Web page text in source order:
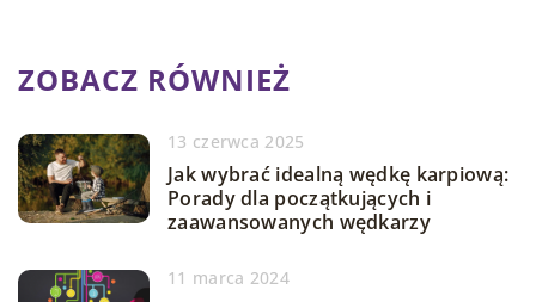
ZOBACZ RÓWNIEŻ
13 czerwca 2025
Jak wybrać idealną wędkę karpiową:
Porady dla początkujących i
zaawansowanych wędkarzy
11 marca 2024